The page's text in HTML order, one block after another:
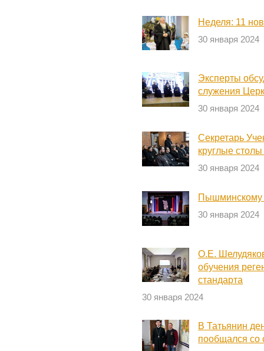
Неделя: 11
30 января 2024
Эксперты
служения
30 января 2024
Секретарь
круглые
30 января 2024
Пышминскому
30 января 2024
О.Е.
обучения
стандарта
30 января 2024
В Татьянин
пообщался со